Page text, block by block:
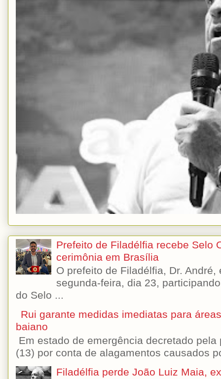
Prefeito de Filadélfia recebe Selo
cerimônia em Brasília
O prefeito de Filadélfia, Dr.
segunda-feira, dia 23,
do Selo ...
Rui garante medidas imediatas para
baiano
Em estado de emergência decretado
(13) por conta de alagamentos causados
Filadélfia perde João Luiz Maia,